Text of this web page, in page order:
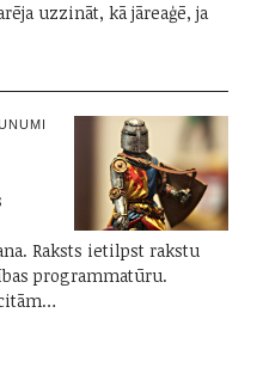
uzzināt, kā jāreaģē, ja
Raksts ietilpst rakstu
programmatūru.